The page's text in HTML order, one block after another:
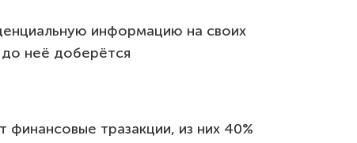
информацию на своих
до неё доберётся
тразакции, из них 40%